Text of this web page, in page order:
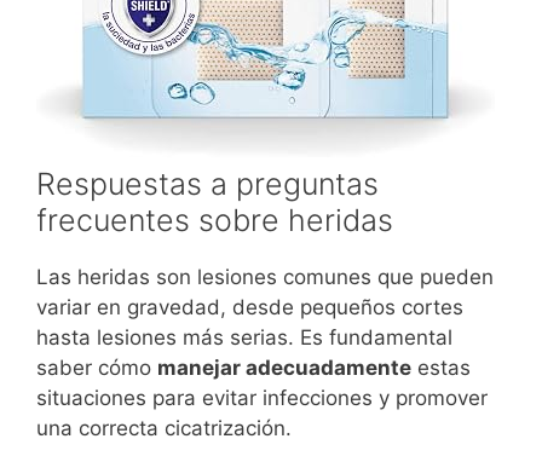
Respuestas a preguntas
frecuentes sobre heridas
Las heridas son lesiones comunes que pueden
variar en gravedad, desde pequeños cortes
hasta lesiones más serias. Es fundamental
saber cómo manejar adecuadamente estas
situaciones para evitar infecciones y promover
una correcta cicatrización.